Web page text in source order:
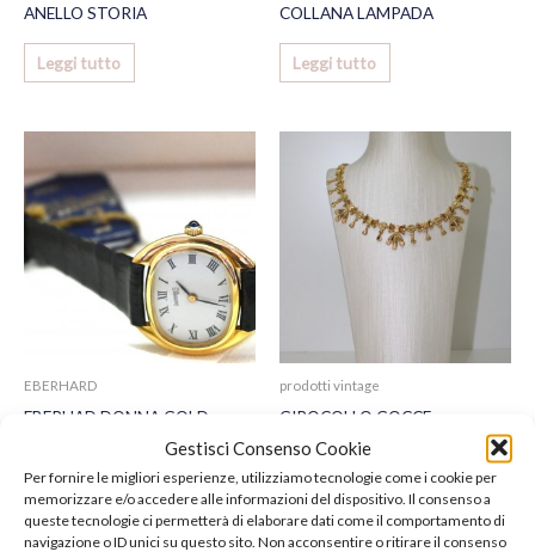
Gestisci Consenso Cookie
Per fornire le migliori esperienze, utilizziamo tecnologie come i cookie per
memorizzare e/o accedere alle informazioni del dispositivo. Il consenso a
queste tecnologie ci permetterà di elaborare dati come il comportamento di
navigazione o ID unici su questo sito. Non acconsentire o ritirare il consenso
ANELLO STORIA
Leggi tutto
COLLANA LAMPADA
Leggi tutto
EBERHARD
EBERHAD DONNA GOLD
prodotti vintage
GIROCOLLO GOCCE